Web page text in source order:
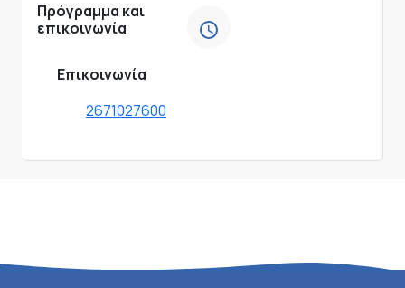
Πρόγραμμα και
επικοινωνία
Επικοινωνία
2671027600